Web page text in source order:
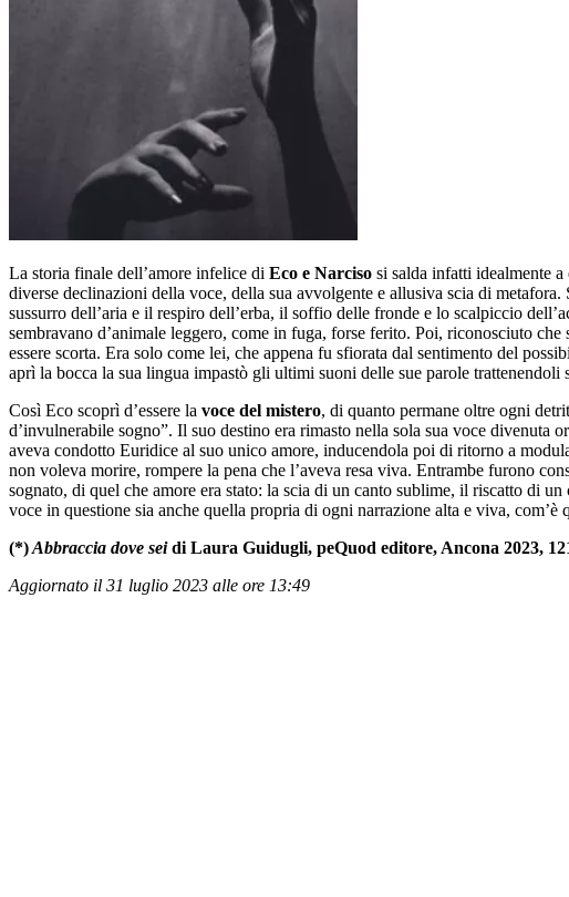
La storia finale dell’amore infelice di Eco e Narciso si salda infatti idealmente a
diverse declinazioni della voce, della sua avvolgente e allusiva scia di
sussurro dell’aria e il respiro dell’erba, il soffio delle fronde e lo scalpiccio
sembravano d’animale leggero, come in fuga, forse ferito. Poi, riconosciuto
essere scorta. Era solo come lei, che appena fu sfiorata dal sentimento del
aprì la bocca la sua lingua impastò gli ultimi suoni delle sue parole trattenendoli
Così Eco scoprì d’essere la voce del mistero, di quanto permane oltre ogni
d’invulnerabile sogno”. Il suo destino era rimasto nella sola sua voce divenuta
aveva condotto Euridice al suo unico amore, inducendola poi di ritorno a
non voleva morire, rompere la pena che l’aveva resa viva. Entrambe furono
sognato, di quel che amore era stato: la scia di un canto sublime, il riscatto di
voce in questione sia anche quella propria di ogni narrazione alta e viva,
(*)Abbraccia dove seidi Laura Guidugli, peQuod editore, Ancona 2023,
Aggiornato il 31 luglio 2023 alle ore 13:49